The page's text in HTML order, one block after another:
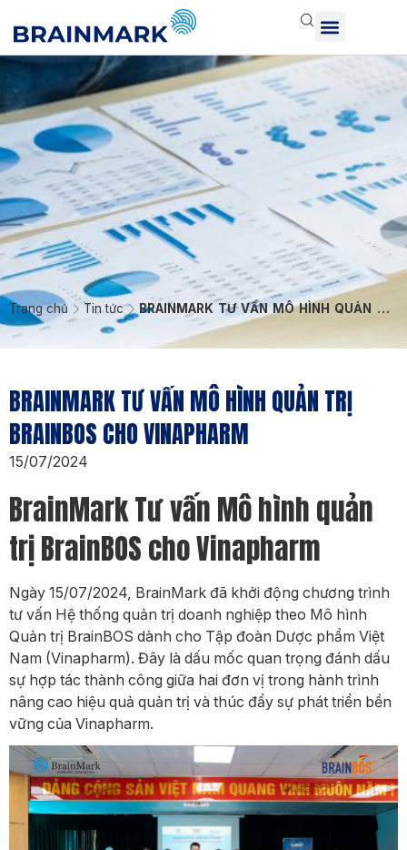
Trang chủ Tin tức
BRAINMARK TƯ VẤN MÔ HÌNH QUẢN TRỊ
BRAINBOS CHO VINAPHARM
BRAINMARK TƯ VẤN MÔ HÌNH QUẢN TRỊ
BRAINBOS CHO VINAPHARM
15/07/2024
BrainMark Tư vấn Mô hình quản
trị BrainBOS cho Vinapharm
Ngày 15/07/2024, BrainMark đã khởi động chương trình
tư vấn Hệ thống quản trị doanh nghiệp theo Mô hình
Quản trị BrainBOS dành cho Tập đoàn Dược phẩm Việt
Nam (Vinapharm). Đây là dấu mốc quan trọng đánh dấu
sự hợp tác thành công giữa hai đơn vị trong hành trình
nâng cao hiệu quả quản trị và thúc đẩy sự phát triển bền
vững của Vinapharm.